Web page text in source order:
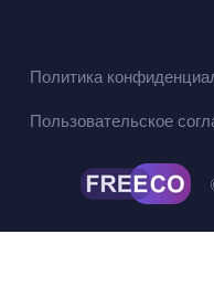
Политика
Пользовательское